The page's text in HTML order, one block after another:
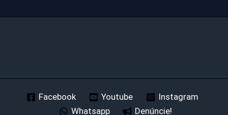
Facebook Youtube
Instagram
Whatsapp
Denúncie!